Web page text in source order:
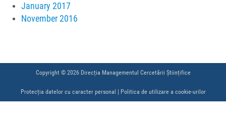
January 2017
November 2016
Copyright © 2026 Direcția Managementul Cercetării Științifice
Protecția datelor cu caracter personal Politica de utilizare a cookie-urilor